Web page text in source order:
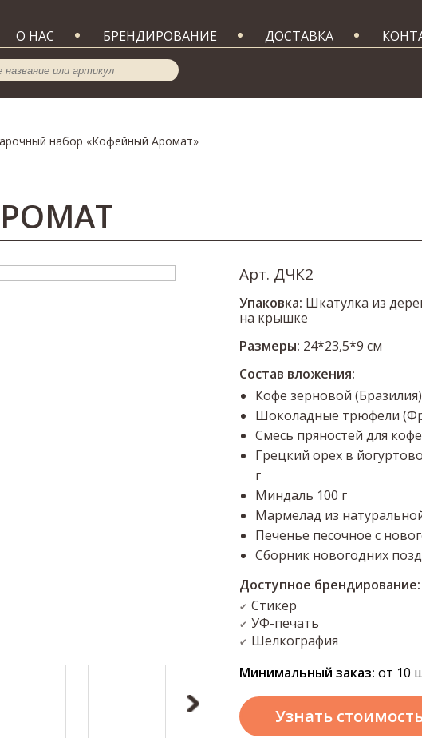
О НАС БРЕНДИРОВАНИЕ ДОСТАВКА
набор «Кофейный Аромат»
Арт. ДЧК2
Упаковка: Шкатулка из
на крышке
Размеры: 24*23,5*9 см
Состав вложения:
Кофе зерновой
Шоколадные трюфели
Смесь пряностей для
Грецкий орех в
г
Миндаль 100 г
Мармелад из
Печенье песочное с
Сборник новогодних
Доступное брендирование:
✔ Стикер
✔ УФ-печать
✔ Шелкография
Минимальный заказ: от 10
Узнать